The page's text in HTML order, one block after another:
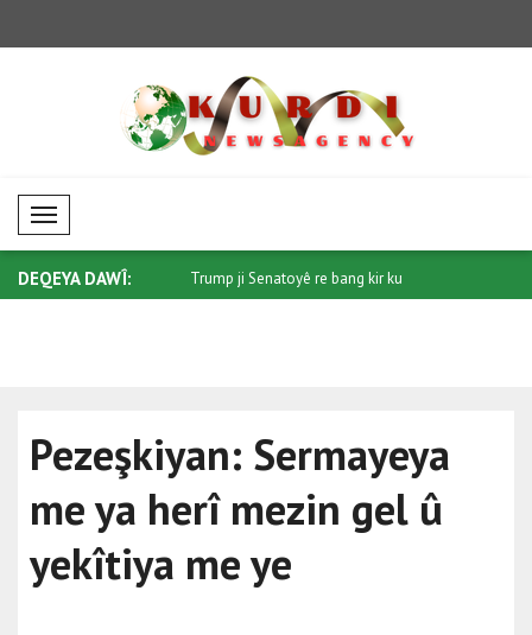
Mobil Menü
DEQEYA DAWÎ:
bo Sûdanê: Piştgiriya pe.. Trump ji Senatoyê re bang kir ku
Pezeşkiyan: Sermayeya
me ya herî mezin gel û
yekîtiya me ye